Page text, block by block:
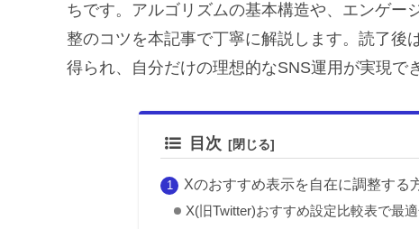
ちです。アルゴリズムの基本構造や、エンゲー
整のコツを本記事で丁寧に解説します。読了後
得られ、自分だけの理想的なSNS運用が実現で
目次
Xのおすすめ表示を自在に調整する
X(旧Twitter)おすすめ設定比較表で最